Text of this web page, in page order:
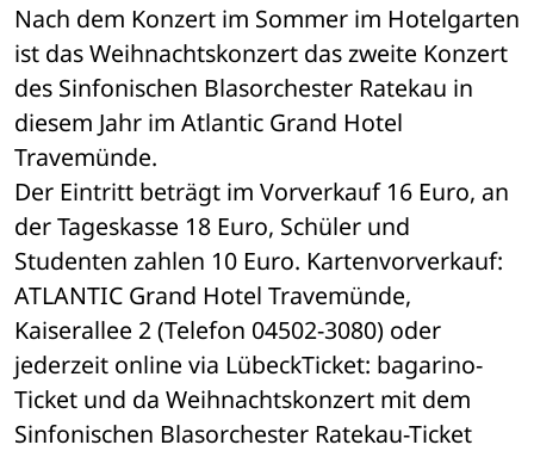
Nach dem Konzert im Sommer im Hotelgarten
ist das Weihnachtskonzert das zweite Konzert
des Sinfonischen Blasorchester Ratekau in
diesem Jahr im Atlantic Grand Hotel
Travemünde.
Der Eintritt beträgt im Vorverkauf 16 Euro, an
der Tageskasse 18 Euro, Schüler und
Studenten zahlen 10 Euro. Kartenvorverkauf:
ATLANTIC Grand Hotel Travemünde,
Kaiserallee 2 (Telefon 04502-3080) oder
jederzeit online via LübeckTicket: bagarino-
Ticket und da Weihnachtskonzert mit dem
Sinfonischen Blasorchester Ratekau-Ticket